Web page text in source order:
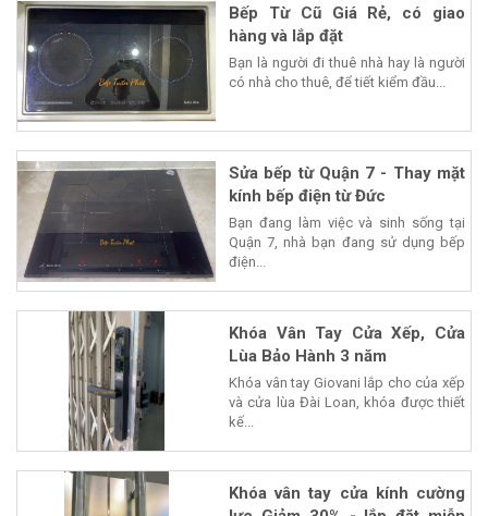
Bếp Từ Cũ Giá Rẻ, có giao
hàng và lắp đặt
Bạn là người đi thuê nhà hay là người
có nhà cho thuê, để tiết kiểm đầu...
Sửa bếp từ Quận 7 - Thay mặt
kính bếp điện từ Đức
Bạn đang làm việc và sinh sống tại
Quận 7, nhà bạn đang sử dụng bếp
điện...
Khóa Vân Tay Cửa Xếp, Cửa
Lùa Bảo Hành 3 năm
Khóa vân tay Giovani lắp cho của xếp
và cửa lùa Đài Loan, khóa được thiết
kế...
Khóa vân tay cửa kính cường